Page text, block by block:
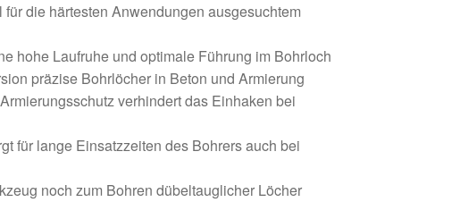
die härtesten Anwendungen ausgesuchtem
hohe Laufruhe und optimale Führung im Bohrloch
präzise Bohrlöcher in Beton und Armierung
verhindert das Einhaken bei
für lange Einsatzzeiten des Bohrers auch bei
noch zum Bohren dübeltauglicher Löcher